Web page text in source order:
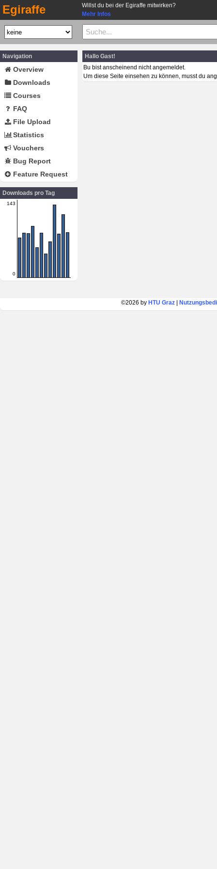
Egiraffe
Willst du bei der Egiraffe mitwirken?
Mehr Infos
Navigation
Overview
Downloads
Courses
FAQ
File Upload
Statistics
Vouchers
Bug Report
Feature Request
Downloads pro Tag
143
0
Hallo Gast!
Bu bist anscheinend nicht angemeldet.
Um diese Seite einsehen zu können, musst du
©2026 by HTU Graz|